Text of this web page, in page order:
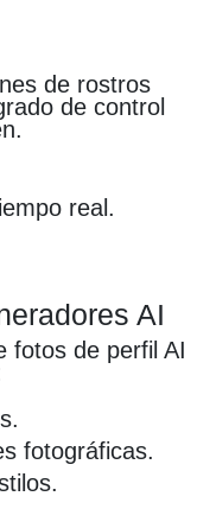
de rostros
de control
real.
AI
fotos de perfil AI
fotográficas.